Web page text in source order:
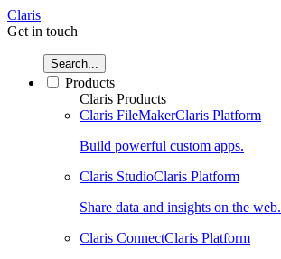
Claris
Get in touch
Search...
Products
Claris Products
Claris FileMakerClaris Platform
Build powerful custom apps.
Claris StudioClaris Platform
Share data and insights on the web.
Claris ConnectClaris Platform